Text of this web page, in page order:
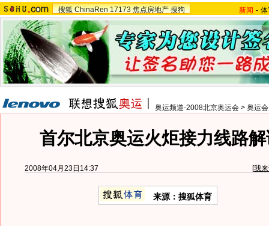
搜狐 ChinaRen 17173 焦点房地产 搜狗 新闻 -
奥运频道-2008北京奥运会 > 奥运
首尔北京奥运火炬接力线路
2008年04月23日14:37 [我
来源：搜狐体育